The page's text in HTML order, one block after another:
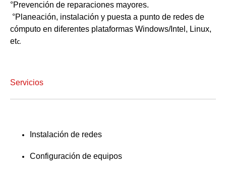
°Prevención de reparaciones mayores.
°Planeación, instalación y puesta a punto de redes de
cómputo en diferentes plataformas Windows/Intel, Linux,
etc.
Servicios
Instalación de redes
Configuración de equipos